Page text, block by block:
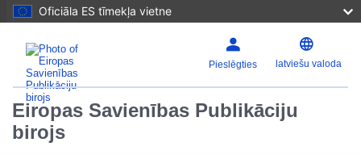
Oficiāla ES tīmekļa vietne
Pieslēgties latviešu valoda
Eiropas Savienības Publikāciju
birojs